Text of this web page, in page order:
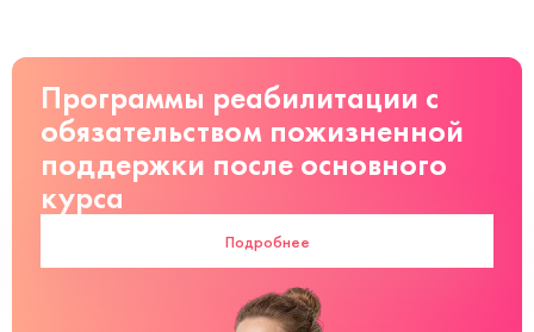
Программы реабилитации с
обязательством пожизненной
поддержки после основного
курса
Подробнее